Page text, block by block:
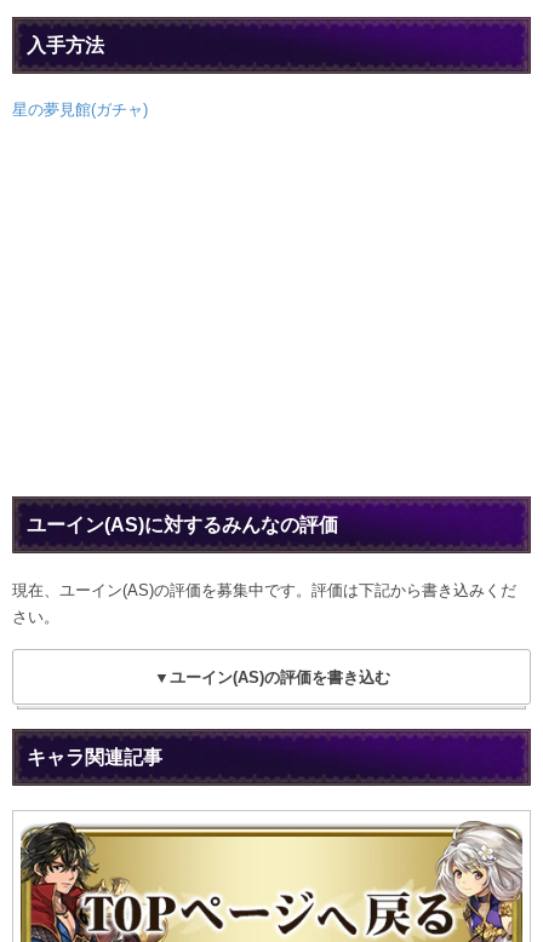
入手方法
星の夢見館(ガチャ)
ユーイン(AS)に対するみんなの評価
現在、ユーイン(AS)の評価を募集中です。評価は下記から書き込みくだ
さい。
▼ユーイン(AS)の評価を書き込む
キャラ関連記事